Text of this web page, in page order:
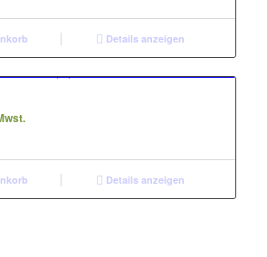
Details anzeigen
Details anzeigen